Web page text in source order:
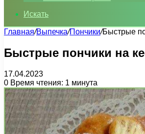
Искать
Главная/Выпечка/Пончики/Быстрые
Быстрые пончики на
17.04.2023
0 Время чтения: 1 минута